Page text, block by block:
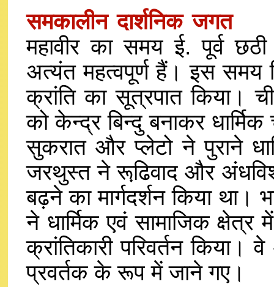
समकालीन दार्शनिक जगत
महावीर का समय ई. पूर्व
अत्यंत महत्वपूर्ण हैं। इस समय
क्रांति का सूत्रपात
को केन्द्र बिन्दु बनाकर
सुकरात और प्लेटो ने पुराने
जरथुस्त ने रूढि़वाद और
बढ़ने का मार्गदर्शन किया था।
ने धार्मिक एवं सामाजिक
क्रांतिकारी परिवर्तन
प्रवर्तक के रूप में जाने गए।